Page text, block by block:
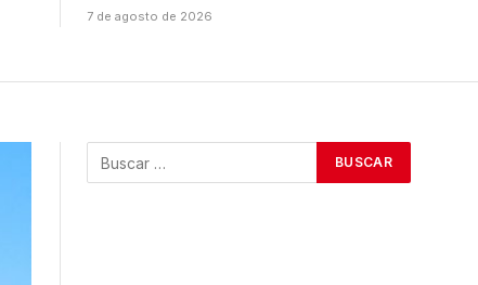
7 de agosto de 2026